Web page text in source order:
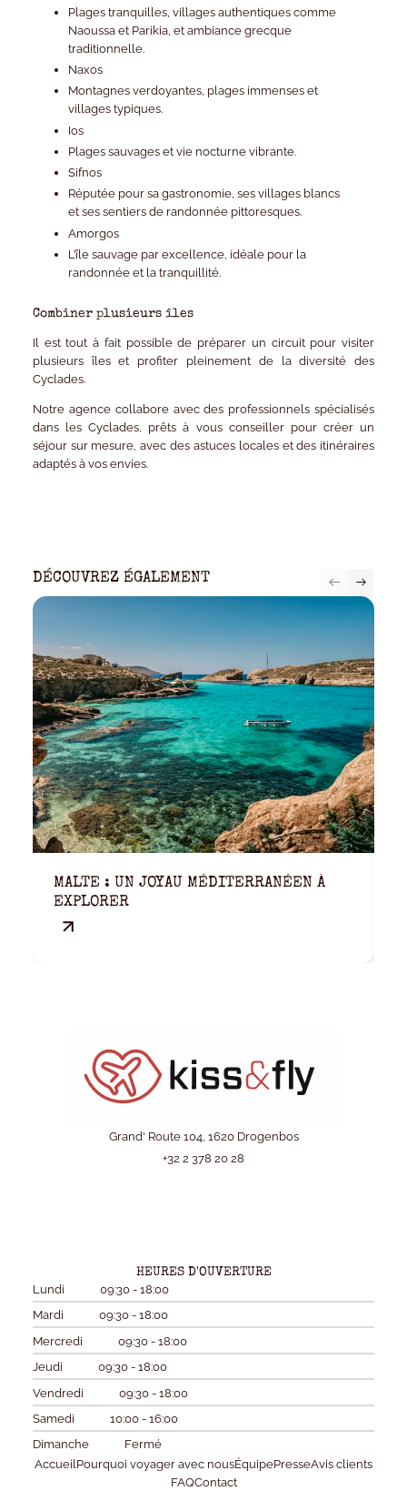
Plages tranquilles, villages authentiques comme
Naoussa et Parikia, et ambiance grecque
traditionnelle.
Naxos
Montagnes verdoyantes, plages immenses et
villages typiques.
Ios
Plages sauvages et vie nocturne vibrante.
Sifnos
Réputée pour sa gastronomie, ses villages blancs
et ses sentiers de randonnée pittoresques.
Amorgos
L’île sauvage par excellence, idéale pour la
randonnée et la tranquillité.
Combiner plusieurs îles
Il est tout à fait possible de préparer un circuit pour visiter
plusieurs îleset profiter pleinement de la diversité des
Cyclades.
Notre agencecollabore avec des professionnels spécialisés
dans les Cyclades, prêts à vous conseiller pour créer un
séjour sur mesure, avec des astuces locales et des itinéraires
adaptés à vos envies.
DÉCOUVREZ ÉGALEMENT
MALTE : UN JOYAU MÉDITERRANÉEN À
EXPLORER
Grand' Route 104, 1620 Drogenbos
+32 2 378 20 28
HEURES D'OUVERTURE
Lundi
09:30 - 18:00
Mardi
09:30 - 18:00
Mercredi
09:30 - 18:00
Jeudi
09:30 - 18:00
Vendredi
09:30 - 18:00
Samedi
10:00 - 16:00
Dimanche
Fermé
AccueilPourquoi voyager avec nousÉquipePresseAvis clients
FAQContact